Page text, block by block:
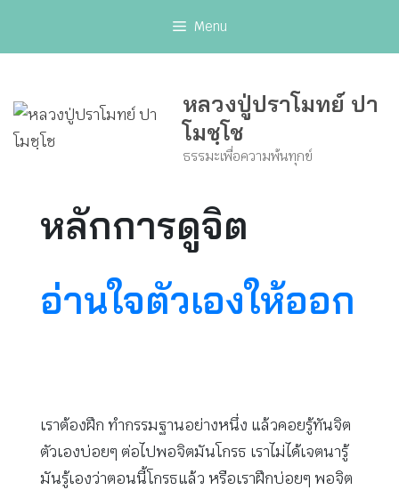
Menu
หลวงปู่ปราโมทย์ ปา
โมชฺโช
ธรรมะเพื่อความพ้นทุกข์
หลักการดูจิต
อ่านใจตัวเองให้ออก
เราต้องฝึก ทำกรรมฐานอย่างหนึ่ง แล้วคอยรู้ทันจิต
ตัวเองบ่อยๆ ต่อไปพอจิตมันโกรธ เราไม่ได้เจตนารู้
มันรู้เองว่าตอนนี้โกรธแล้ว หรือเราฝึกบ่อยๆ พอจิต